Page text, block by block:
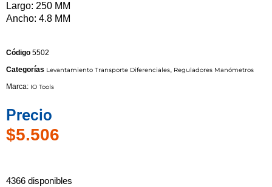
Largo: 250 MM
Ancho: 4.8 MM
Código 5502
Categorías Levantamiento Transporte Diferenciales, Reguladores Manómetros
Marca: IO Tools
Precio
$5.506
4366 disponibles